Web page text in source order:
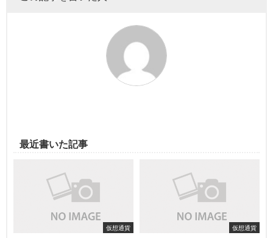
最近書いた記事
仮想通貨 仮想通貨